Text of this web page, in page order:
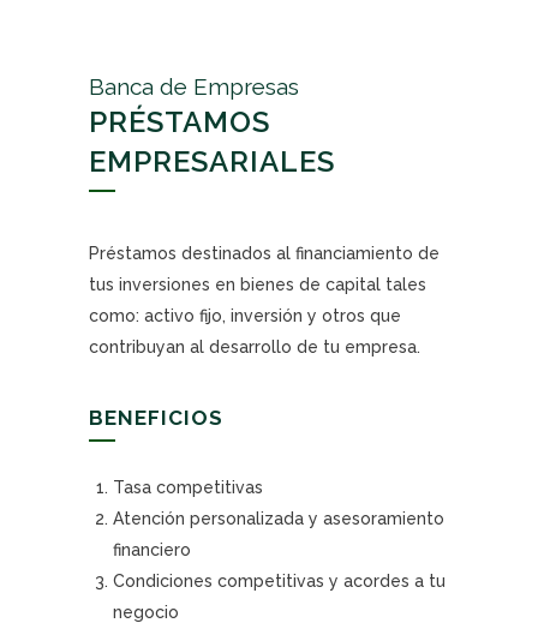
Banca de Empresas
PRÉSTAMOS
EMPRESARIALES
Préstamos destinados al financiamiento de
tus inversiones en bienes de capital tales
como: activo fijo, inversión y otros que
contribuyan al desarrollo de tu empresa.
BENEFICIOS
Tasa competitivas
Atención personalizada y asesoramiento
financiero
Condiciones competitivas y acordes a tu
negocio